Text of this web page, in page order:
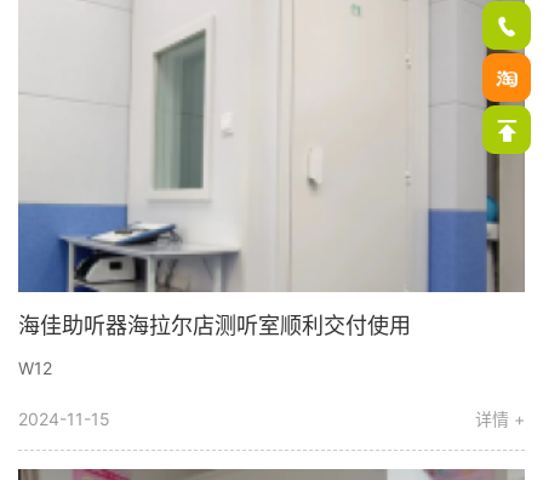
海佳助听器海拉尔店测听室顺利交付使用
W12
2024-11-15 详情 +